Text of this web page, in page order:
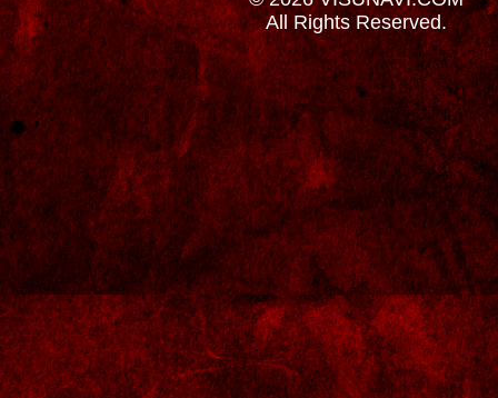
All Rights Reserved.